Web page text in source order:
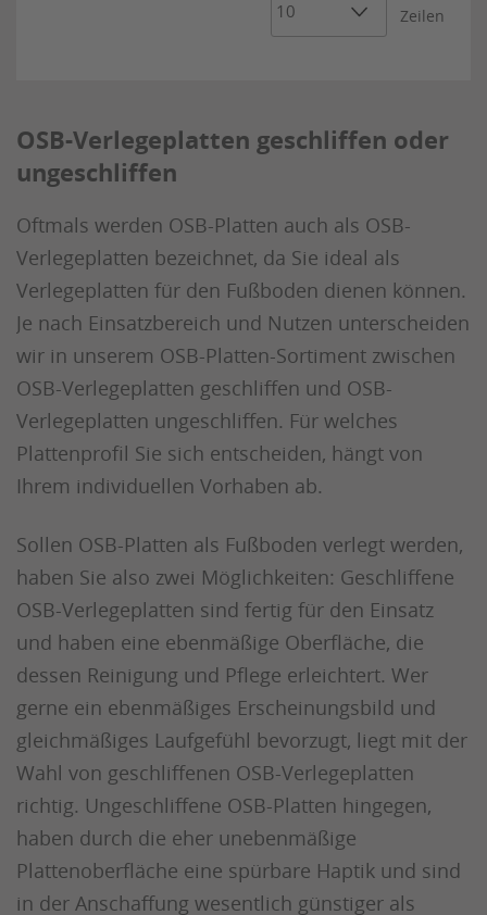
Zeilen
OSB-Verlegeplatten geschliffen oder
ungeschliffen
Oftmals werden OSB-Platten auch als OSB-
Verlegeplatten bezeichnet, da Sie ideal als
Verlegeplatten für den Fußboden dienen können.
Je nach Einsatzbereich und Nutzen unterscheiden
wir in unserem OSB-Platten-Sortiment zwischen
OSB-Verlegeplatten geschliffen und OSB-
Verlegeplatten ungeschliffen. Für welches
Plattenprofil Sie sich entscheiden, hängt von
Ihrem individuellen Vorhaben ab.
Sollen OSB-Platten als Fußboden verlegt werden,
haben Sie also zwei Möglichkeiten: Geschliffene
OSB-Verlegeplatten sind fertig für den Einsatz
und haben eine ebenmäßige Oberfläche, die
dessen Reinigung und Pflege erleichtert. Wer
gerne ein ebenmäßiges Erscheinungsbild und
gleichmäßiges Laufgefühl bevorzugt, liegt mit der
Wahl von geschliffenen OSB-Verlegeplatten
richtig. Ungeschliffene OSB-Platten hingegen,
haben durch die eher unebenmäßige
Plattenoberfläche eine spürbare Haptik und sind
in der Anschaffung wesentlich günstiger als